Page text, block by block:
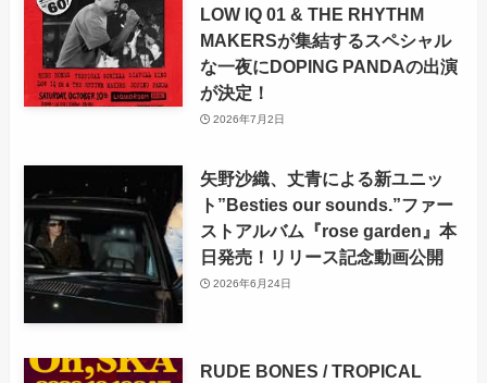
LOW IQ 01 & THE RHYTHM
MAKERSが集結するスペシャル
な一夜にDOPING PANDAの出演
が決定！
2026年7月2日
矢野沙織、丈青による新ユニッ
ト”Besties our sounds.”ファー
ストアルバム『rose garden』本
日発売！リリース記念動画公開
2026年6月24日
RUDE BONES / TROPICAL